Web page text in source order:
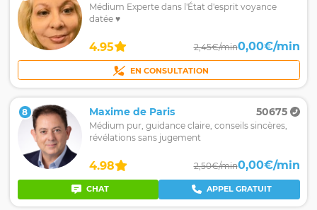
Médium Experte dans l'État d'esprit voyance
datée ♥️
4.95 2,45€/min0,00€/min
EN CONSULTATION
8 Maxime de Paris 50675
Médium pur, guidance claire, conseils sincères,
révélations sans jugement
4.98 2,50€/min0,00€/min
CHAT APPEL GRATUIT